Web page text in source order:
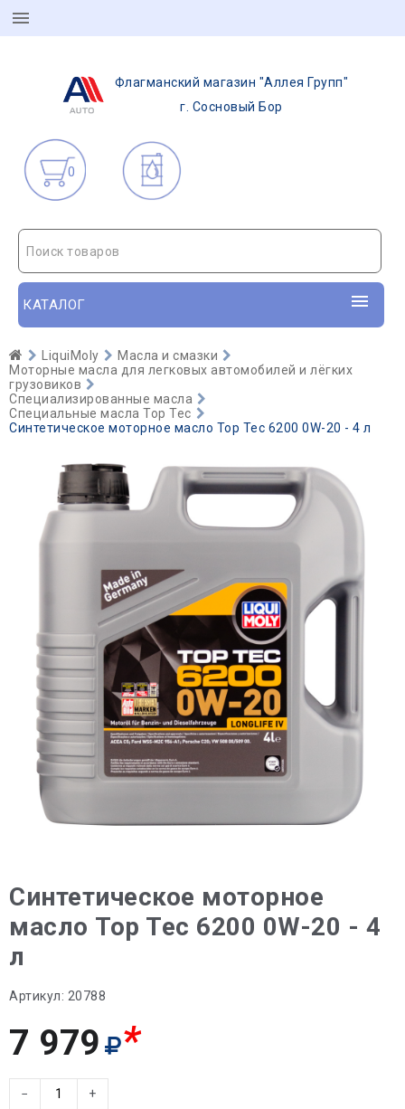
Флагманский магазин "Аллея Групп"
г. Сосновый Бор
0
Поиск товаров
КАТАЛОГ
LiquiMoly
Масла и смазки
Моторные масла для легковых автомобилей и лёгких
грузовиков
Специализированные масла
Специальные масла Top Tec
Синтетическое моторное масло Top Tec 6200 0W-20 - 4 л
Синтетическое моторное
масло Top Tec 6200 0W-20 - 4
л
Артикул: 20788
7 979 *
− +